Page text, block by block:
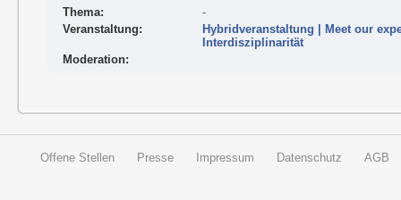
Thema:
-
Veranstaltung:
Hybridveranstaltung | Meet our
Interdisziplinarität
Moderation:
Offene Stellen Presse Impressum Datenschutz AGB